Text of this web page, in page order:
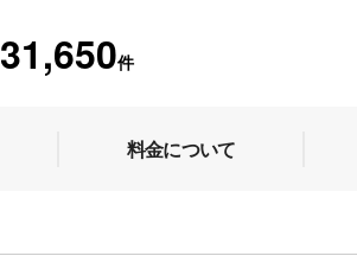
31,650件
料金について